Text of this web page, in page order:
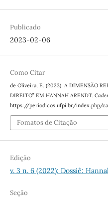
Publicado
2023-02-06
Como Citar
de Oliveira, E. (2023). A DIMENSÃO
DIREITO” EM HANNAH ARENDT.
https://periodicos.ufpi.br/index.php/
Fomatos de Citação
Edição
v. 3 n. 6 (2022): Dossiê:
Seção